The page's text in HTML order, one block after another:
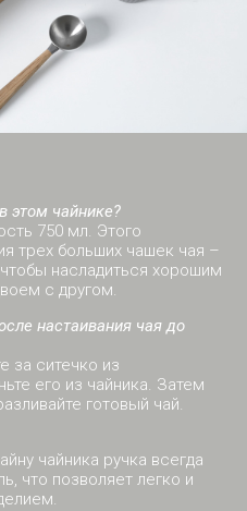
этом чайнике?
750 мл. Этого
трех больших чашек чая –
насладиться хорошим
с другом.
настаивания чая до
за ситечко из
его из чайника. Затем
готовый чай.
чайника ручка всегда
что позволяет легко и